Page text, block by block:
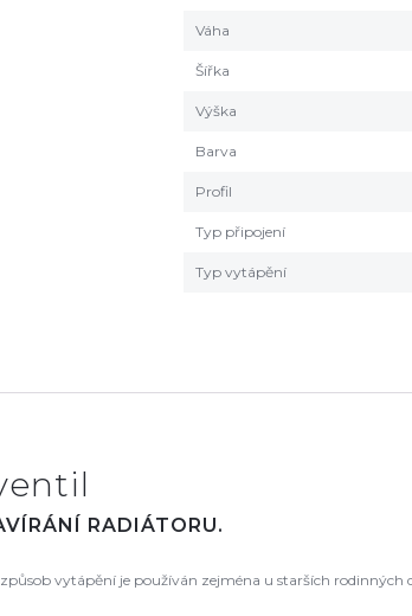
Váha
Šířka
Výška
Barva
Profil
Typ připojení
Typ vytápění
RADIÁTORU.
vytápění je používán zejména u starších